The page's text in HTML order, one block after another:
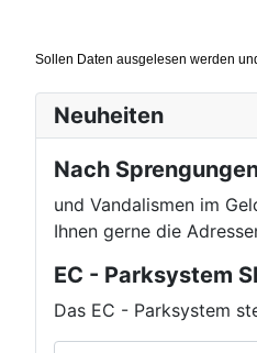
Sollen Daten ausgelesen werden
Neuheiten
Nach
und Vandalismen im
Ihnen gerne die
EC - Parksystem
Das EC - Parksystem